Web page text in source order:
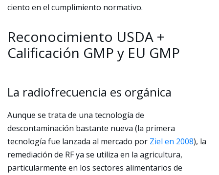
ciento en el cumplimiento normativo.
Reconocimiento USDA +
Calificación GMP y EU GMP
La radiofrecuencia es orgánica
Aunque se trata de una tecnología de
descontaminación bastante nueva (la primera
tecnología fue lanzada al mercado por Ziel en 2008), la
remediación de RF ya se utiliza en la agricultura,
particularmente en los sectores alimentarios de